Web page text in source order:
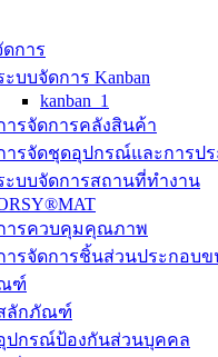
การ
ะบบจัดการ Kanban
kanban_1
ารจัดการคลังสินค้า
ารจัดชุดอุปกรณ์และการป
ะบบจัดการสถานที่ทำงาน
ารควบคุมคุณภาพ
ารจัดการชิ้นส่วนประกอบขน
ฑ์
ลักภัณฑ์
ปกรณ์ป้องกันส่วนบุคคล